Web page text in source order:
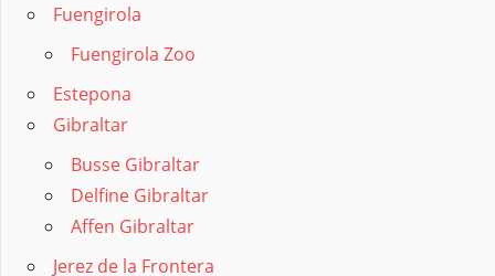
Fuengirola
Fuengirola Zoo
Estepona
Gibraltar
Busse Gibraltar
Delfine Gibraltar
Affen Gibraltar
Jerez de la Frontera